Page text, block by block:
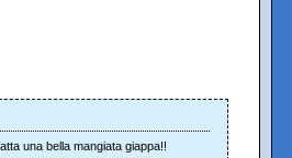
una bella mangiata giappa!!